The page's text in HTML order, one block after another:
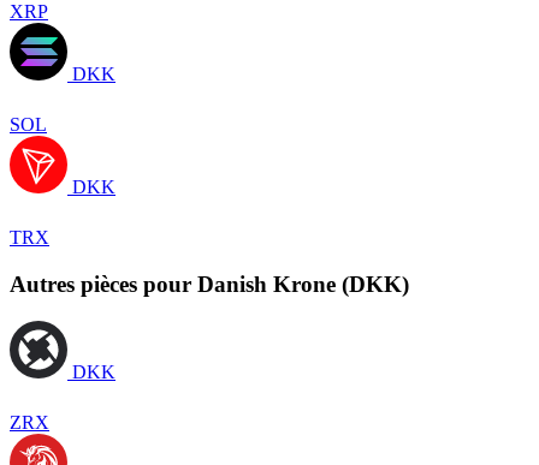
XRP
DKK
SOL
DKK
TRX
Autres pièces pour Danish Krone (DKK)
DKK
ZRX